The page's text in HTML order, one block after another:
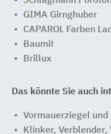
GIMA Girnghuber
CAPAROL Farben
Baumit
Brillux
Das könnte Sie auch
Vormauerziegel
Klinker, Verblender,